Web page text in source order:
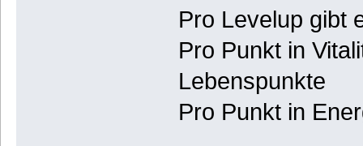
Pro Levelup gibt
Pro Punkt in
Lebenspunkte
Pro Punkt in